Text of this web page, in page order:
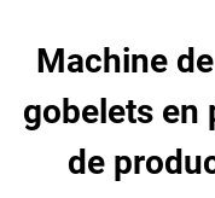
Machine
gobelets en
de